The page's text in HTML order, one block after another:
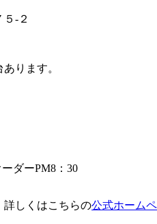
-２
ります。
ダーPM8：30
詳しくはこちらの公式ホームペ